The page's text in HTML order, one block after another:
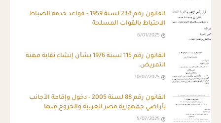
القانون رقم 234 لسنة 1959 - قواعد خدمة الضباط
الاحتياط بالقوات المسلحة
6/01/2025
القانون رقم 115 لسنة 1976 بشأن إنشاء نقابة مهنة
التمريض.
10/07/2025
القانون رقم 88 لسنة 2005 - دخول وإقامة الأجانب
بأراضي جمهورية مصر العربية والخروج منها
5/07/2025